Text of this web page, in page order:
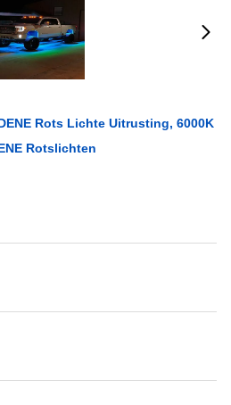
Rots Lichte Uitrusting, 6000K
Rotslichten